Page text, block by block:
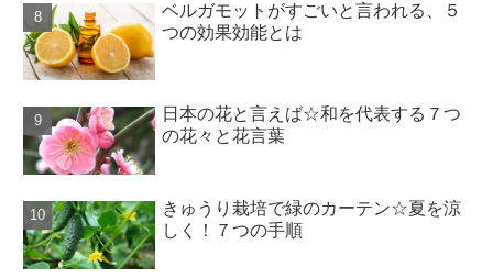
ベルガモットがすごいと言われる、５
つの効果効能とは
日本の花と言えば☆和を代表する７つ
の花々と花言葉
きゅうり栽培で緑のカーテン☆夏を涼
しく！７つの手順